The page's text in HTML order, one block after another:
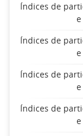
Índices de
Índices de
Índices de
Índices de